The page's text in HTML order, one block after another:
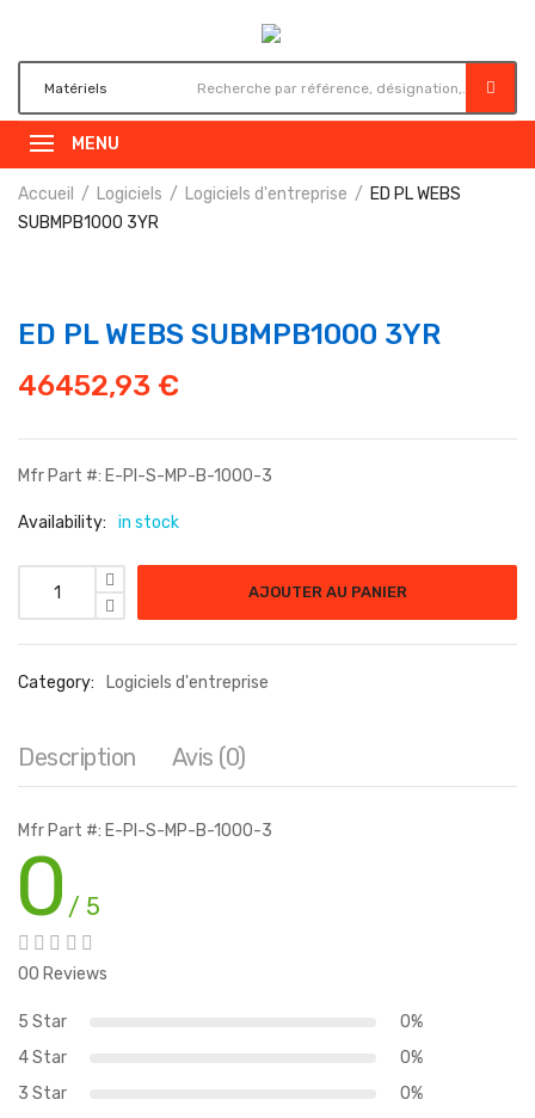
MENU
Accueil Logiciels Logiciels d'entreprise
ED PL WEBS
SUBMPB1000 3YR
ED PL WEBS SUBMPB1000 3YR
46452,93 €
Mfr Part #: E-PI-S-MP-B-1000-3
Availability: in stock
AJOUTER AU PANIER
Category: Logiciels d'entreprise
Description Avis (0)
Mfr Part #: E-PI-S-MP-B-1000-3
0 / 5
00 Reviews
5 Star
0%
4 Star
0%
3 Star
0%